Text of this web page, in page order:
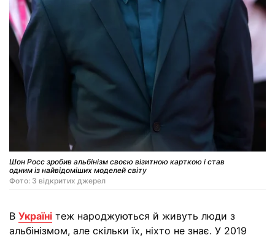
Шон Росс зробив альбінізм своєю візитною карткою і став
одним із найвідоміших моделей світу
Фото: З відкритих джерел
В Україні теж народжуються й живуть люди з
альбінізмом, але скільки їх, ніхто не знає. У 2019